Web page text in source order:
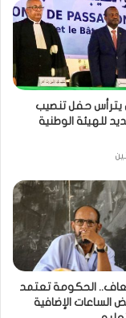
يترأس حفل تنصيب
للهيئة الوطنية
الحكومة تعتمد
الساعات الإضافية